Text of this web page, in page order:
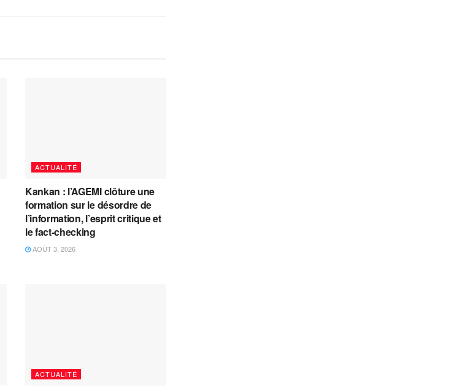
ACTUALITÉ
Kankan : l’AGEMI clôture une
formation sur le désordre de
l’information, l’esprit critique et
le fact-checking
AOÛT 3, 2026
ACTUALITÉ